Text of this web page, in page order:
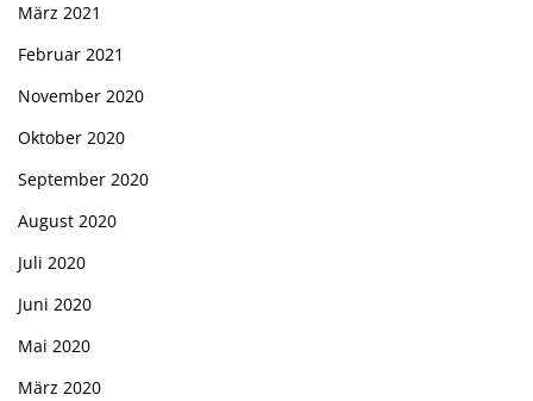
März 2021
Februar 2021
November 2020
Oktober 2020
September 2020
August 2020
Juli 2020
Juni 2020
Mai 2020
März 2020